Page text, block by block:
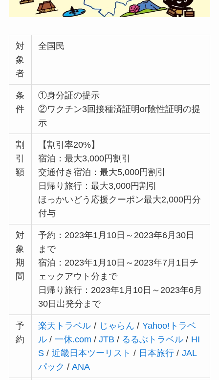
対
象
者
全国民
条
件
①身分証の提示
②ワクチン3回接種済証明or陰性証明の提
示
割
引
額
【割引率20%】
宿泊：最大3,000円割引
交通付き宿泊：最大5,000円割引
日帰り旅行：最大3,000円割引
ほっかいどう応援クーポン最大2,000円分
付与
対
象
期
間
予約：2023年1月10日～2023年6月30日
まで
宿泊：2023年1月10日～2023年7月1日チ
ェックアウト分まで
日帰り旅行：2023年1月10日～2023年6月
30日出発分まで
予
約
楽天トラベル / じゃらん / Yahoo!トラベ
ル / 一休.com /JTB / るるぶトラベル / HI
S / 近畿日本ツーリスト / 日本旅行 / JAL
パック /ANA